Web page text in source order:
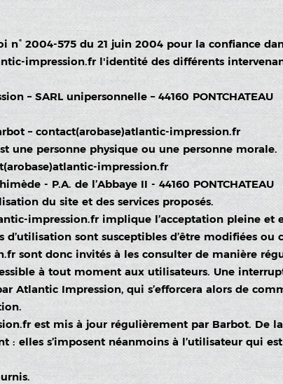
n° 2004-575 du 21 juin 2004 pour la confiance
impression.frl'identité des différents
– SARL unipersonnelle – 44160 PONTCHATEAU
– contact(arobase)atlantic-impression.fr
une personne physique ou une personne morale.
impression.fr
- P.A. de l’Abbaye II - 44160 PONTCHATEAU
du site et des services proposés.
impression.frimplique l’acceptation pleine et
d’utilisation sont susceptibles d’être modifiées
sont donc invités à les consulter de manière
à tout moment aux utilisateurs. Une
Atlantic Impression, qui s’efforcera alors de
est mis à jour régulièrement par Barbot. De
elles s’imposent néanmoins à l’utilisateur qui